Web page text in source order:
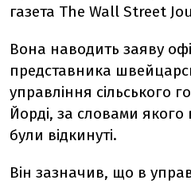
газета The Wall Street
Вона наводить заяву
представника
управління сільського
Йорді, за словами якого
були відкинуті.
Він зазначив, що в